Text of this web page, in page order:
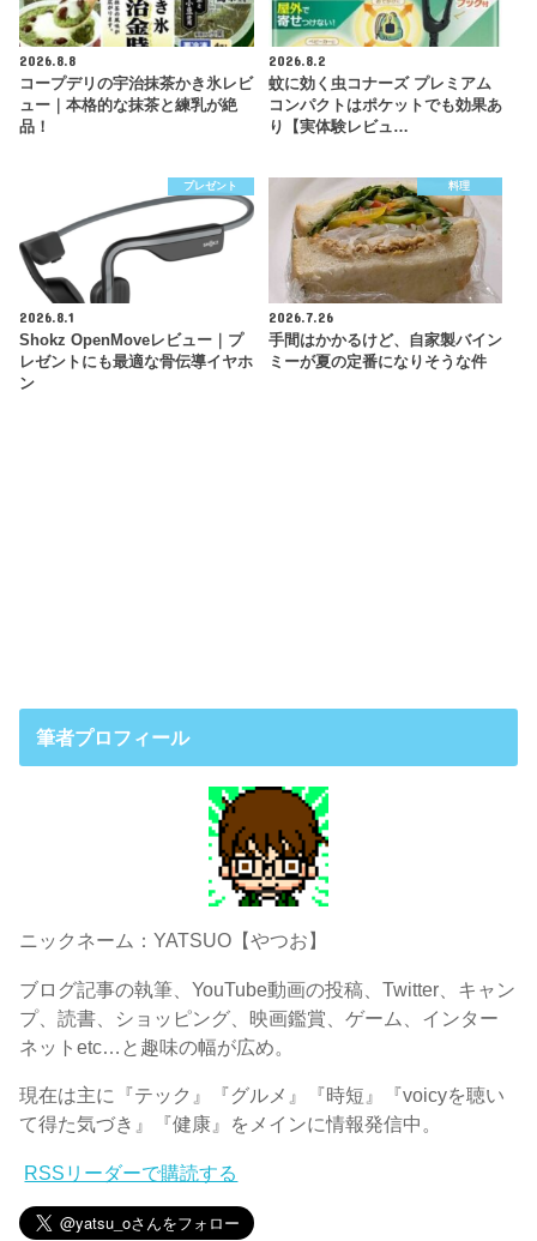
2026.8.8
コープデリの宇治抹茶かき氷レビ
ュー｜本格的な抹茶と練乳が絶
品！
2026.8.2
蚊に効く虫コナーズ プレミアム
コンパクトはポケットでも効果あ
り【実体験レビュ…
プレゼント
2026.8.1
Shokz OpenMoveレビュー｜プ
レゼントにも最適な骨伝導イヤホ
ン
料理
2026.7.26
手間はかかるけど、自家製バイン
ミーが夏の定番になりそうな件
筆者プロフィール
ニックネーム：YATSUO【やつお】
ブログ記事の執筆、YouTube動画の投稿、Twitter、キャン
プ、読書、ショッピング、映画鑑賞、ゲーム、インター
ネットetc…と趣味の幅が広め。
現在は主に『テック』『グルメ』『時短』『voicyを聴い
て得た気づき』『健康』をメインに情報発信中。
RSSリーダーで購読する